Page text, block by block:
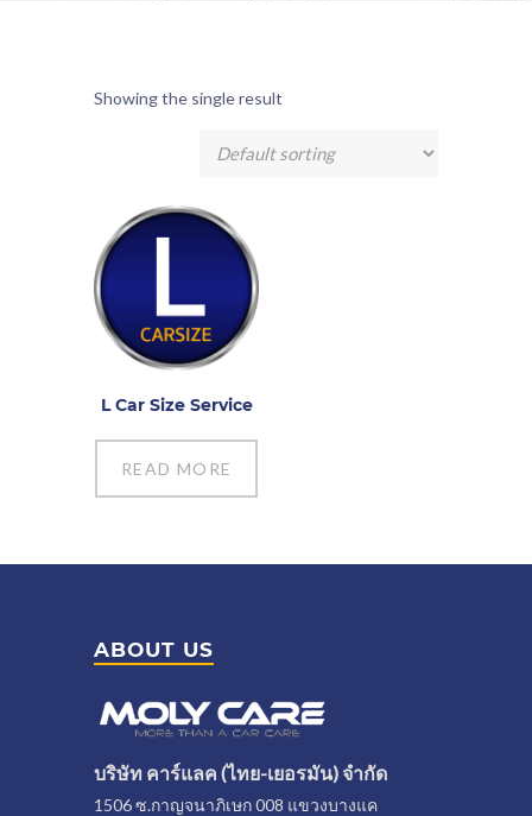
Showing the single result
L Car Size Service
READ MORE
ABOUT US
บริษัท คาร์แลค (ไทย-เยอรมัน) จำกัด
1506 ซ.กาญจนาภิเษก 008 แขวงบางแค